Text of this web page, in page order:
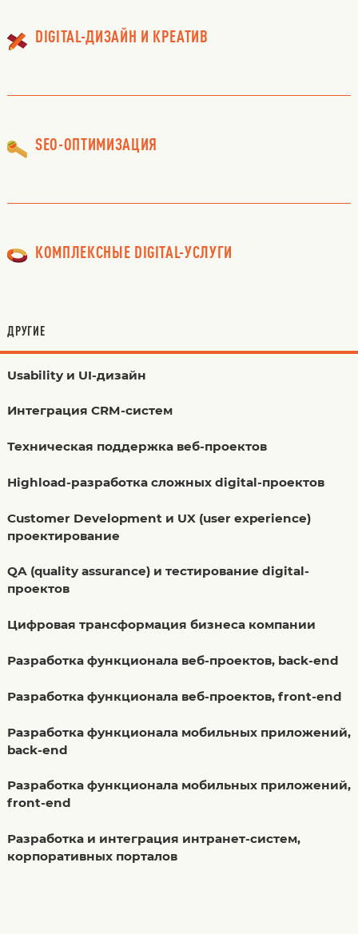
DIGITAL-ДИЗАЙН И КРЕАТИВ
SEO-ОПТИМИЗАЦИЯ
КОМПЛЕКСНЫЕ DIGITAL-УСЛУГИ
ДРУГИЕ
Usability и UI-дизайн
Интеграция CRM-систем
Техническая поддержка веб-проектов
Highload-разработка сложных digital-проектов
Customer Development и UX (user experience)
проектирование
QA (quality assurance) и тестирование digital-
проектов
Цифровая трансформация бизнеса компании
Разработка функционала веб-проектов, back-end
Разработка функционала веб-проектов, front-end
Разработка функционала мобильных приложений,
back-end
Разработка функционала мобильных приложений,
front-end
Разработка и интеграция интранет-систем,
корпоративных порталов